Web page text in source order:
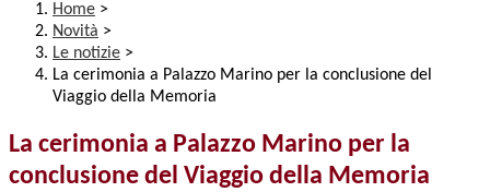
Home >
Novità >
Le notizie >
La cerimonia a Palazzo Marino per la conclusione del
Viaggio della Memoria
La cerimonia a Palazzo Marino per la
conclusione del Viaggio della Memoria